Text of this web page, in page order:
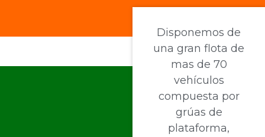
Disponemos de
una gran flota de
mas de 70
vehículos
compuesta por
grúas de
plataforma,